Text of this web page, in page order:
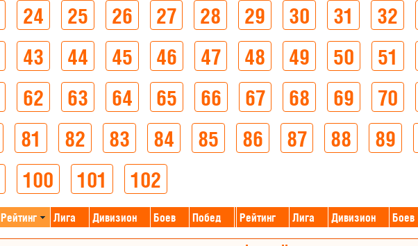
24 25 26 27 28 29 30 31 32
43 44 45 46 47 48 49 50 51
62 63 64 65 66 67 68 69 70
81 82 83 84 85 86 87 88 89
100 101 102
Рейтинг Лига Дивизион Боев Побед Рейтинг Лига Дивизион Боев